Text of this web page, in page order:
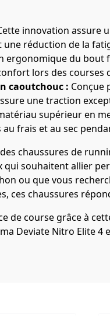
innovation assure
réduction de la
ergonomique du bout
lors des courses
caoutchouc : Conçue
une traction
supérieur en
frais et au sec
chaussures de
souhaitent allier
ou que vous
ces chaussures
de course grâce à
Deviate Nitro Elite